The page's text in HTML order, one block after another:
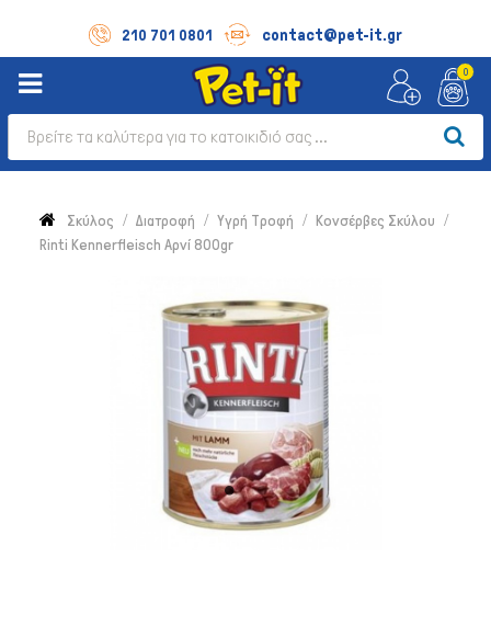
210 701 0801 contact@pet-it.gr
Σκύλος
0
Σκύλος Διατροφή Υγρή Τροφή
Κονσέρβες Σκύλου
Rinti Kennerfleisch Αρνί 800gr